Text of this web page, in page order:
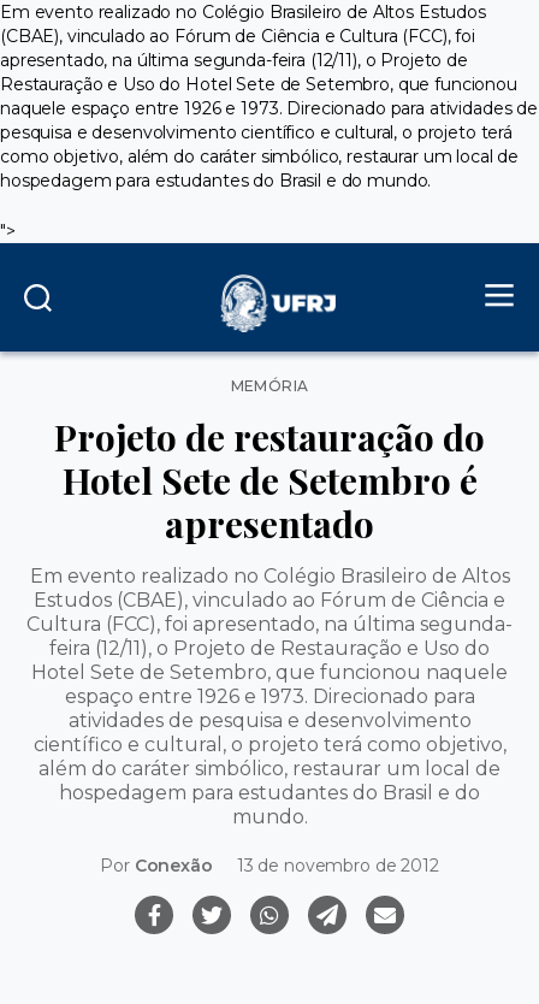
Em evento realizado no Colégio Brasileiro de Altos Estudos
(CBAE), vinculado ao Fórum de Ciência e Cultura (FCC), foi
apresentado, na última segunda-feira (12/11), o Projeto de
Restauração e Uso do Hotel Sete de Setembro, que funcionou
naquele espaço entre 1926 e 1973. Direcionado para atividades de
pesquisa e desenvolvimento científico e cultural, o projeto terá
como objetivo, além do caráter simbólico, restaurar um local de
hospedagem para estudantes do Brasil e do mundo.
">
Categorias
MEMÓRIA
Projeto de restauração do
Hotel Sete de Setembro é
apresentado
Em evento realizado no Colégio Brasileiro de Altos
Estudos (CBAE), vinculado ao Fórum de Ciência e
Cultura (FCC), foi apresentado, na última segunda-
feira (12/11), o Projeto de Restauração e Uso do
Hotel Sete de Setembro, que funcionou naquele
espaço entre 1926 e 1973. Direcionado para
atividades de pesquisa e desenvolvimento
científico e cultural, o projeto terá como objetivo,
além do caráter simbólico, restaurar um local de
hospedagem para estudantes do Brasil e do
mundo.
Por Conexão 13 de novembro de 2012